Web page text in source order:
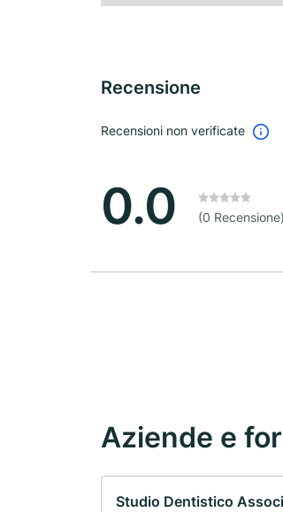
Recensione
Recensioni non verificate
0.0 (0 Recensione)
Aziende e
Studio Dentistico